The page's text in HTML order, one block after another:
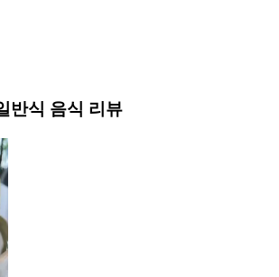
반식 음식 리뷰